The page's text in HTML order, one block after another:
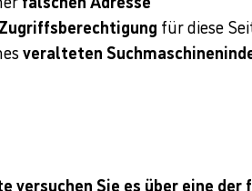
Zugriffsberechtigung für diese
veralteten
versuchen Sie es über eine der